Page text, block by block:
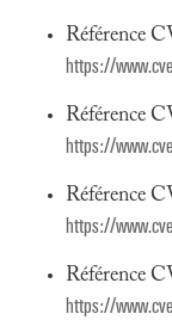
Référence
https://
Référence
https://
Référence
https://
Référence
https://